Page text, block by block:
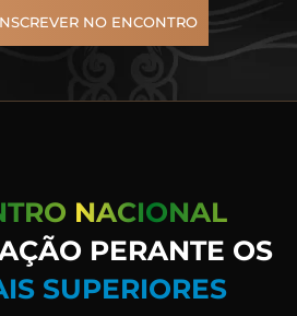
NO ENCONTRO
NACIONAL
PERANTE OS
SUPERIORES